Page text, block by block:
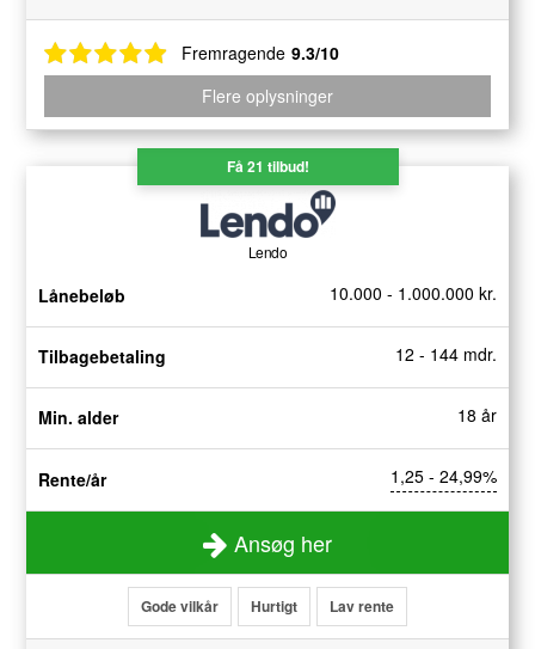
Få 21 tilbud!
Lendo
10.000 - 1.000.000 kr.
Lånebeløb
12 - 144 mdr.
Tilbagebetaling
18 år
Min. alder
1,25 - 24,99%
Rente/år
Ansøg her
Gode vilkår Hurtigt Lav rente
Fremragende 9.3/10
Flere oplysninger